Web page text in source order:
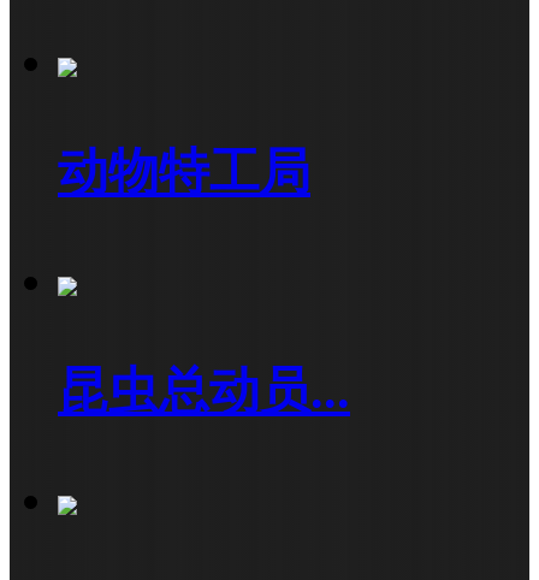
动物特工局
昆虫总动员...